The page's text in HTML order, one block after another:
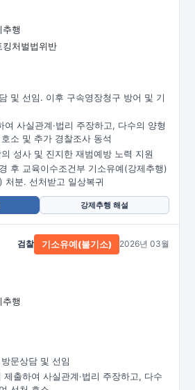
추행
킹처벌법위반
및 선임. 이후 구속영장청구 방어 및 기
여 사실관계·법리 주장하고, 다수의 양형
소 및 추가 경찰조사 동석
성사 및 진지한 재범예방 노력 지원
후 교육이수조건부 기소유예(강제추행)
처분. 선처받고 일상복귀
강제추행 해설
추행
검찰 기소유예(불기소) 2026년 03월
문상담 및 선임
출하여 사실관계·법리 주장하고, 다수